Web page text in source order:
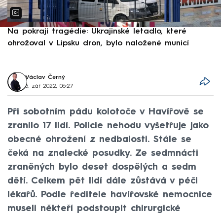
Na pokraji tragédie: Ukrajinské letadlo, které
ohrožoval v Lipsku dron, bylo naložené municí
Václav Černý
5. zář 2022, 06:27
Při sobotním pádu kolotoče v Havířově se
zranilo 17 lidí. Policie nehodu vyšetřuje jako
obecné ohrožení z nedbalosti. Stále se
čeká na znalecké posudky. Ze sedmnácti
zraněných bylo deset dospělých a sedm
dětí. Celkem pět lidí dále zůstává v péči
lékařů. Podle ředitele havířovské nemocnice
museli někteří podstoupit chirurgické